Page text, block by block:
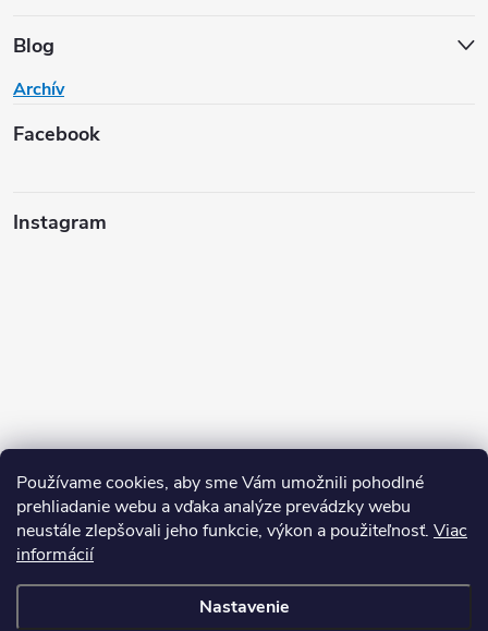
Používame cookies, aby sme Vám umožnili pohodlné
prehliadanie webu a vďaka analýze prevádzky webu
neustále zlepšovali jeho funkcie, výkon a použiteľnosť. Viac
informácií
Nastavenie
Blog
Archív
Facebook
Instagram
Sledovať na Instagrame
. Všetky práva vyhradené.